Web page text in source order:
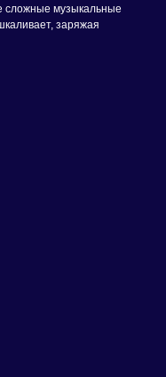
сложные музыкальные
заряжая